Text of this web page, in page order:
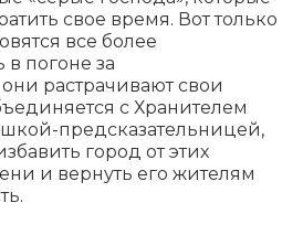
свое время. Вот только
все более
погоне за
растрачивают свои
с Хранителем
предсказательницей,
город от этих
и вернуть его жителям